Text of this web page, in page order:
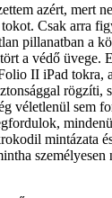
azért, mert
Csak arra
pillanatban a
a védő üvege.
II iPad tokra,
rögzíti,
véletlenül sem
mintázata
személyesen